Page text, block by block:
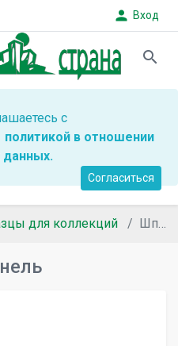
person Вход
search
с
политикой в отношении
данных.
Согласиться
для коллекций Шпинель